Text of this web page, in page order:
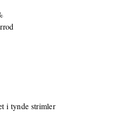
i tynde strimler